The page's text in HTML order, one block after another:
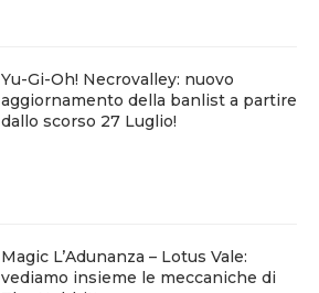
Yu-Gi-Oh! Necrovalley: nuovo
aggiornamento della banlist a partire
dallo scorso 27 Luglio!
Magic L’Adunanza – Lotus Vale:
vediamo insieme le meccaniche di